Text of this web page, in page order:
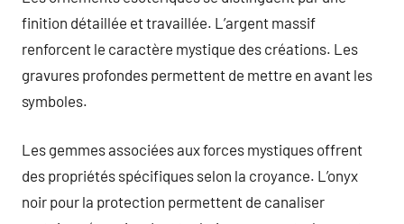
finition détaillée et travaillée. L’argent massif
renforcent le caractère mystique des créations. Les
gravures profondes permettent de mettre en avant les
symboles.
Les gemmes associées aux forces mystiques offrent
des propriétés spécifiques selon la croyance. L’onyx
noir pour la protection permettent de canaliser